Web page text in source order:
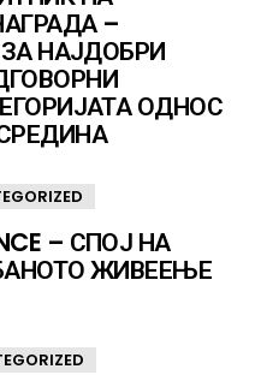
–
НАЈДОБРИ
ОДНОС
– СПОЈ НА
ЖИВЕЕЊЕ